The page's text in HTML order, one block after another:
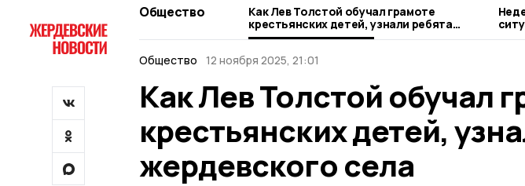
Общество
Как Лев Толстой обучал грамоте
крестьянских детей, узнали ребята
жердевского села
Общество
12 ноября 2025, 21:01
Как Лев Толстой обучал
крестьянских детей,
жердевского села